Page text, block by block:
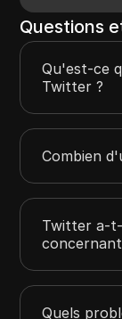
Questions
Qu'est-ce
Twitter ?
Combien
Twitter a-
Quels